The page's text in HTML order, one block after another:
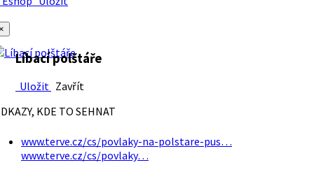
Líbací polštáře
Uložit Zavřít
KDE TO SEHNAT
www.terve.cz/cs/povlaky-na-polstare-pus…
www.terve.cz/cs/povlaky…